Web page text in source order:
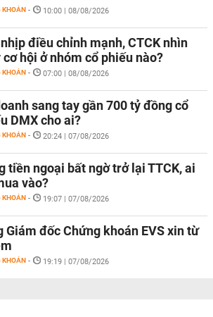
KHOÁN - 10:00 | 08/08/2026
điều chỉnh mạnh, CTCK nhìn
cơ hội ở nhóm cổ phiếu nào?
KHOÁN - 07:00 | 08/08/2026
sang tay gần 700 tỷ đồng cổ
DMX cho ai?
KHOÁN - 20:24 | 07/08/2026
tiền ngoại bất ngờ trở lại TTCK, ai
vào?
KHOÁN - 19:07 | 07/08/2026
Giám đốc Chứng khoán EVS xin từ
KHOÁN - 19:19 | 07/08/2026